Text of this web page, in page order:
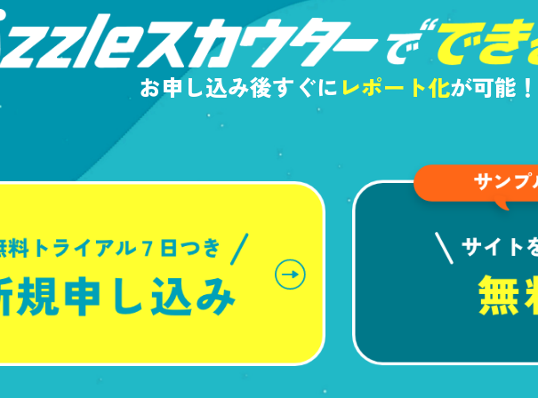
お申し込み後すぐにレポート化が可能！